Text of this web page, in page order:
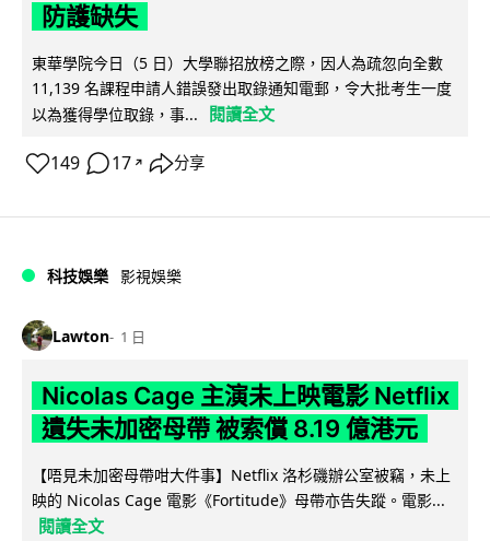
防護缺失
東華學院今日（5 日）大學聯招放榜之際，因人為疏忽向全數
11,139 名課程申請人錯誤發出取錄通知電郵，令大批考生一度
以為獲得學位取錄，事...
閱讀全文
149 17 ↗ 分享
科技娛樂 影視娛樂
Lawton 1 日
Nicolas Cage 主演未上映電影 Netflix
遺失未加密母帶 被索償 8.19 億港元
【唔見未加密母帶咁大件事】Netflix 洛杉磯辦公室被竊，未上
映的 Nicolas Cage 電影《Fortitude》母帶亦告失蹤。電影...
閱讀全文